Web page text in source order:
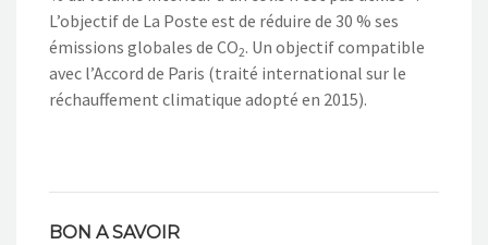
L’objectif de La Poste est de réduire de 30 % ses
émissions globales de CO2. Un objectif compatible
avec l’Accord de Paris (traité international sur le
réchauffement climatique adopté en 2015).
BON A SAVOIR